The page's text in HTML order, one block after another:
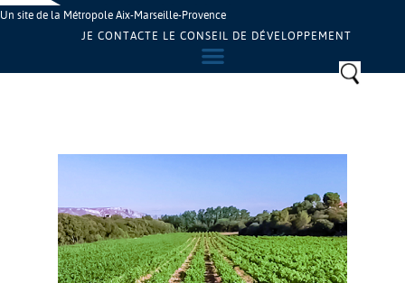
Un site de la Métropole Aix-Marseille-Provence
JE CONTACTE LE CONSEIL DE DÉVELOPPEMENT